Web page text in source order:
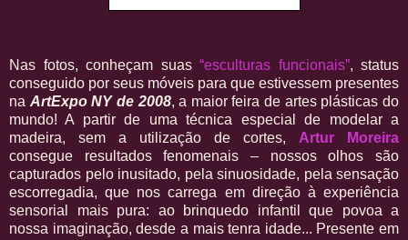
Nas fotos, conheçam suas “esculturas funcionais”, status
conseguido por seus móveis para que estivessem presentes
na ArtExpo NY de 2008, a maior feira de artes plásticas do
mundo! A partir de uma técnica especial de modelar a
madeira, sem a utilização de cortes, Artur Moreira
consegue resultados fenomenais – nossos olhos são
capturados pelo inusitado, pela sinuosidade, pela sensação
escorregadia, que nos carrega em direção à experiência
sensorial mais pura: ao brinquedo infantil que povoa a
nossa imaginação, desde a mais tenra idade... Presente em